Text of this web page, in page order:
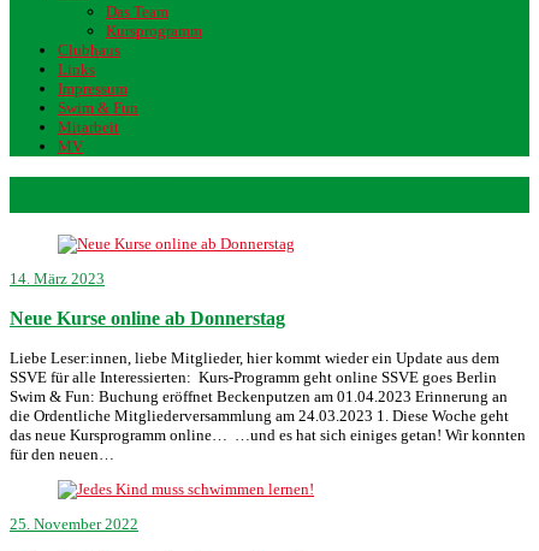
Das Team
Kursprogramm
Clubhaus
Links
Impressum
Swim & Fun
Mitarbeit
MV
14. März 2023
Neue Kurse online ab Donnerstag
Liebe Leser:innen, liebe Mitglieder, hier kommt wieder ein Update aus dem
SSVE für alle Interessierten: Kurs-Programm geht online SSVE goes Berlin
Swim & Fun: Buchung eröffnet Beckenputzen am 01.04.2023 Erinnerung an
die Ordentliche Mitgliederversammlung am 24.03.2023 1. Diese Woche geht
das neue Kursprogramm online… …und es hat sich einiges getan! Wir konnten
für den neuen…
25. November 2022